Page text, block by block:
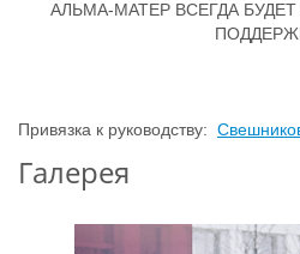
АЛЬМА-МАТЕР ВСЕГДА
Привязка к руководству:
Галерея